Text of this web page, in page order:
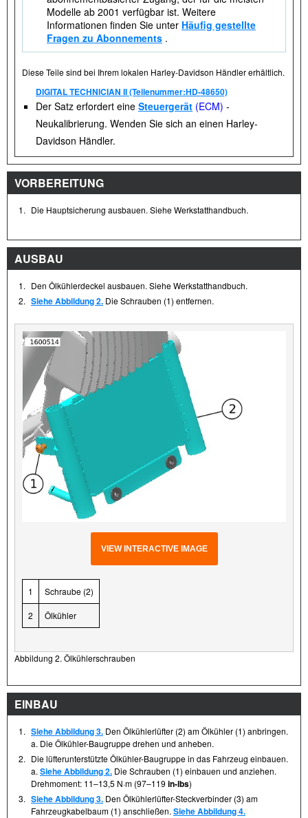
Modelle ab 2001 verfügbar ist. Weitere
Informationen finden Sie unter Häufig gestellte
Fragen zu Abonnements .
Diese Teile sind bei Ihrem lokalen Harley-Davidson Händler erhältlich.
DIGITAL TECHNICIAN II (Teilenummer:HD-48650)
Der Satz erfordert eine Steuergerät (ECM) -
Neukalibrierung. Wenden Sie sich an einen Harley-
Davidson Händler.
VORBEREITUNG
1. Die Hauptsicherung ausbauen. Siehe Werkstatthandbuch.
AUSBAU
1. Den Ölkühlerdeckel ausbauen. Siehe Werkstatthandbuch.
2. Siehe Abbildung 2. Die Schrauben (1) entfernen.
VIEW INTERACTIVE IMAGE
1 Schraube (2)
2 Ölkühler
Abbildung 2. Ölkühlerschrauben
EINBAU
1. Siehe Abbildung 3. Den Ölkühlerlüfter (2) am Ölkühler (1) anbringen.
a. Die Ölkühler-Baugruppe drehen und anheben.
2. Die lüfterunterstützte Ölkühler-Baugruppe in das Fahrzeug einbauen.
a. Siehe Abbildung 2. Die Schrauben (1) einbauen und anziehen.
Drehmoment: 11–13,5 N·m (97–119 in-lbs)
3. Siehe Abbildung 3. Den Ölkühlerlüfter-Steckverbinder (3) am
Fahrzeugkabelbaum (1) anschließen. Siehe Abbildung 4.